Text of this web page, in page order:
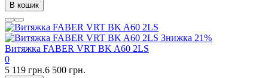
В кошик
Знижка 21%
Витяжка FABER VRT BK A60 2LS
0
5 119 грн.6 500 грн.